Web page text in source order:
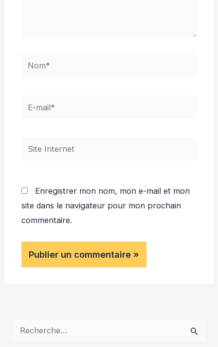
Nom*
E-
Site
Enregistrer mon nom, mon e-mail et mon
site dans le navigateur pour mon prochain
commentaire.